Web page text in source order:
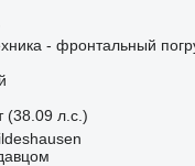
- фронтальный
(38.09 л.с.)